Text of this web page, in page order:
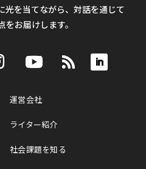
光を当てながら、対話を通じて
お届けします。
運営会社
ライター紹介
社会課題を知る